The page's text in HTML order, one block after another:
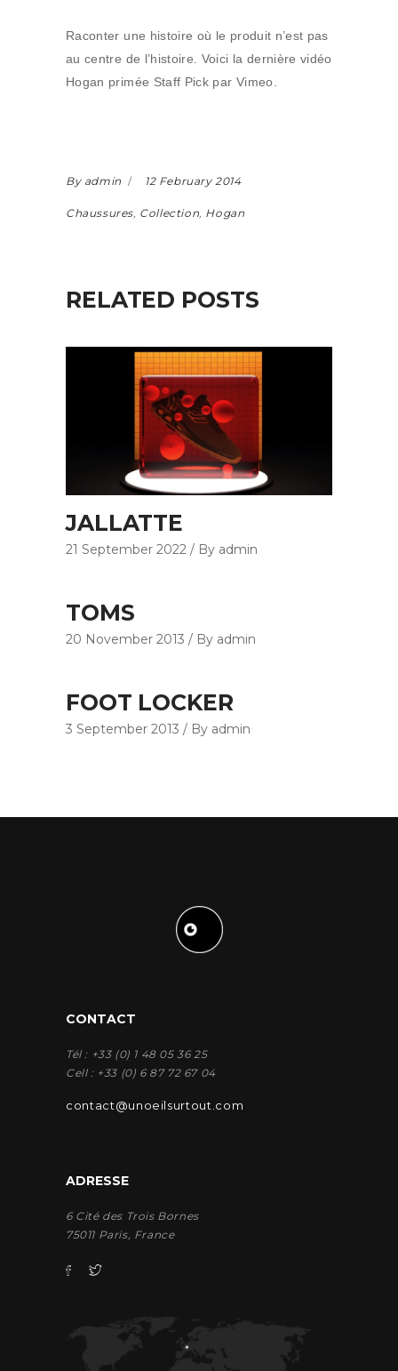
Raconter une histoire où le produit n’est pas
au centre de l’histoire. Voici la dernière vidéo
Hogan primée Staff Pick par Vimeo.
By admin 12 February 2014
Chaussures Collection Hogan
RELATED POSTS
JALLATTE
21 September 2022 By admin
TOMS
20 November 2013 By admin
FOOT LOCKER
3 September 2013 By admin
CONTACT
Tél : +33 (0) 1 48 05 36 25
Cell : +33 (0) 6 87 72 67 04
contact@unoeilsurtout.com
ADRESSE
6 Cité des Trois Bornes
75011 Paris, France